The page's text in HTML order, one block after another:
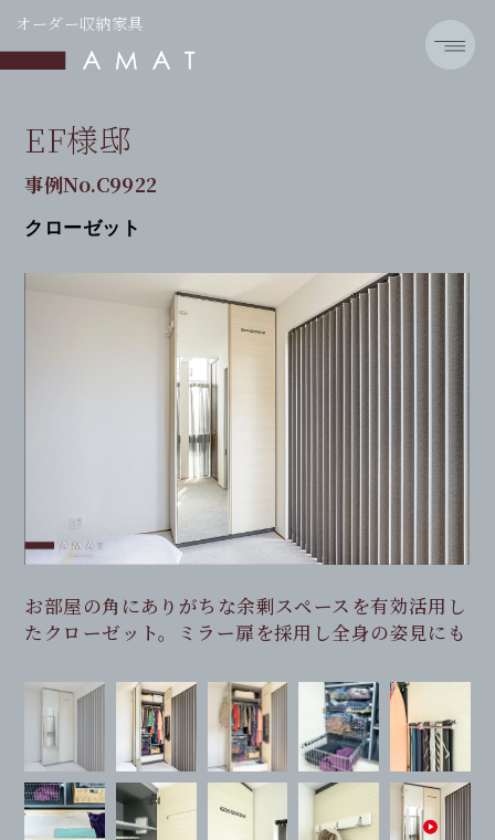
オーダー収納家具
EF様邸
事例No.C9922
クローゼット
お部屋の角にありがちな余剰スペースを有効活用し
たクローゼット。ミラー扉を採用し全身の姿見にも
扉を開けると見た目よりも収納力がある事が分かり
ます
扉の裏にはネクタイハンガーを
下の引出しにはお着物を収納。たとう紙や帯のサイ
ズに合わせた引出は桐製なので保管も安心
新築の引き渡し後に計画したため換気口とバッティ
ング。換気口の機能を損なわないようキレイに穴を
扉を閉めても空気の流れを損ないません
側面にKAWAJUN製の３連フックを取付て普段使い
のコート掛けに